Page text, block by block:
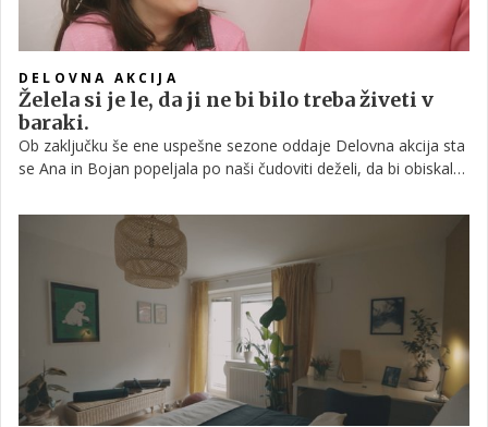
DELOVNA AKCIJA
Želela si je le, da ji ne bi bilo treba živeti v
baraki.
Ob zaključku še ene uspešne sezone oddaje Delovna akcija sta
se Ana in Bojan popeljala po naši čudoviti deželi, da bi obiskala
ne le stanovanja, ampak tudi njihova življenja. Vas zanima, kako
živijo danes? Prav vsi z nasmehom in iskricami v očeh povedo,
da se jim je življenje po oddaji obrnilo na glavo, v dobrem
seveda. Nekaj utrinkov smo zbrali spodaj.